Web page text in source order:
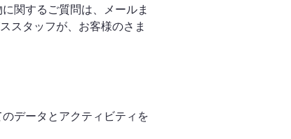
関するご質問は、メールま
スタッフが、お客様のさま
データとアクティビティを